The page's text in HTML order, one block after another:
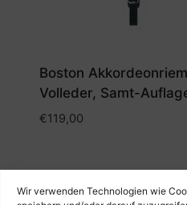
Wir verwenden Technologien wie
Boston
Volleder, Samt-
€119,00